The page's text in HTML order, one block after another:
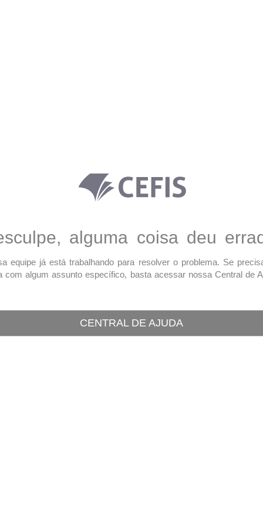
alguma coisa deu
equipe já está trabalhando para resolver o problema. Se
com algum assunto específico, basta acessar nossa Central de
CENTRAL DE AJUDA